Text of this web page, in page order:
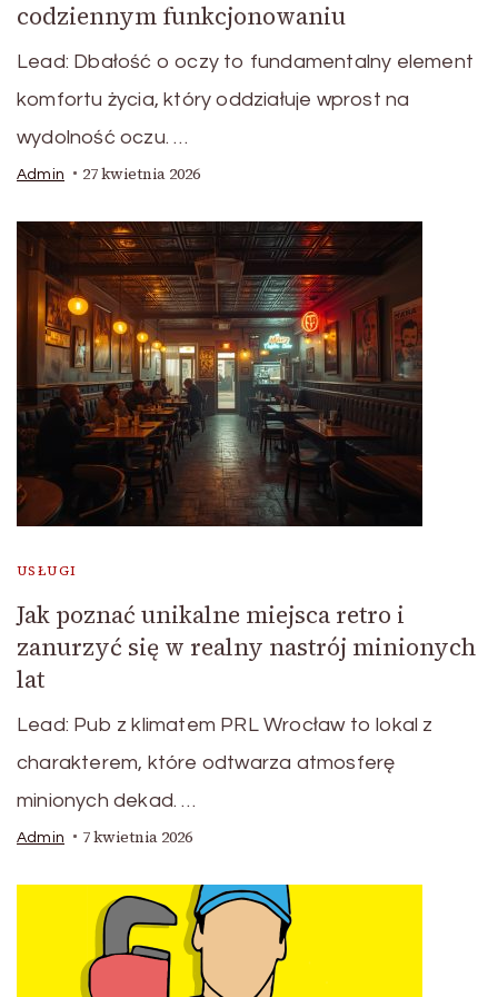
codziennym funkcjonowaniu
Lead: Dbałość o oczy to fundamentalny element
komfortu życia, który oddziałuje wprost na
wydolność oczu. …
Admin 27 kwietnia 2026
USŁUGI
Jak poznać unikalne miejsca retro i
zanurzyć się w realny nastrój minionych
lat
Lead: Pub z klimatem PRL Wrocław to lokal z
charakterem, które odtwarza atmosferę
minionych dekad. …
Admin 7 kwietnia 2026